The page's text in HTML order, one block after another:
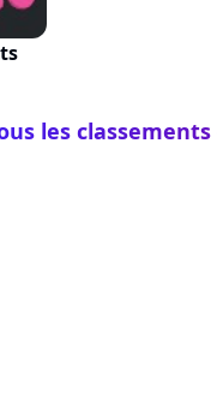
les classements